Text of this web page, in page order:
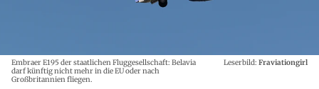
Embraer E195 der staatlichen Fluggesellschaft: Belavia
darf künftig nicht mehr in die EU oder nach
Großbritannien fliegen.
Leserbild: Fraviationgirl